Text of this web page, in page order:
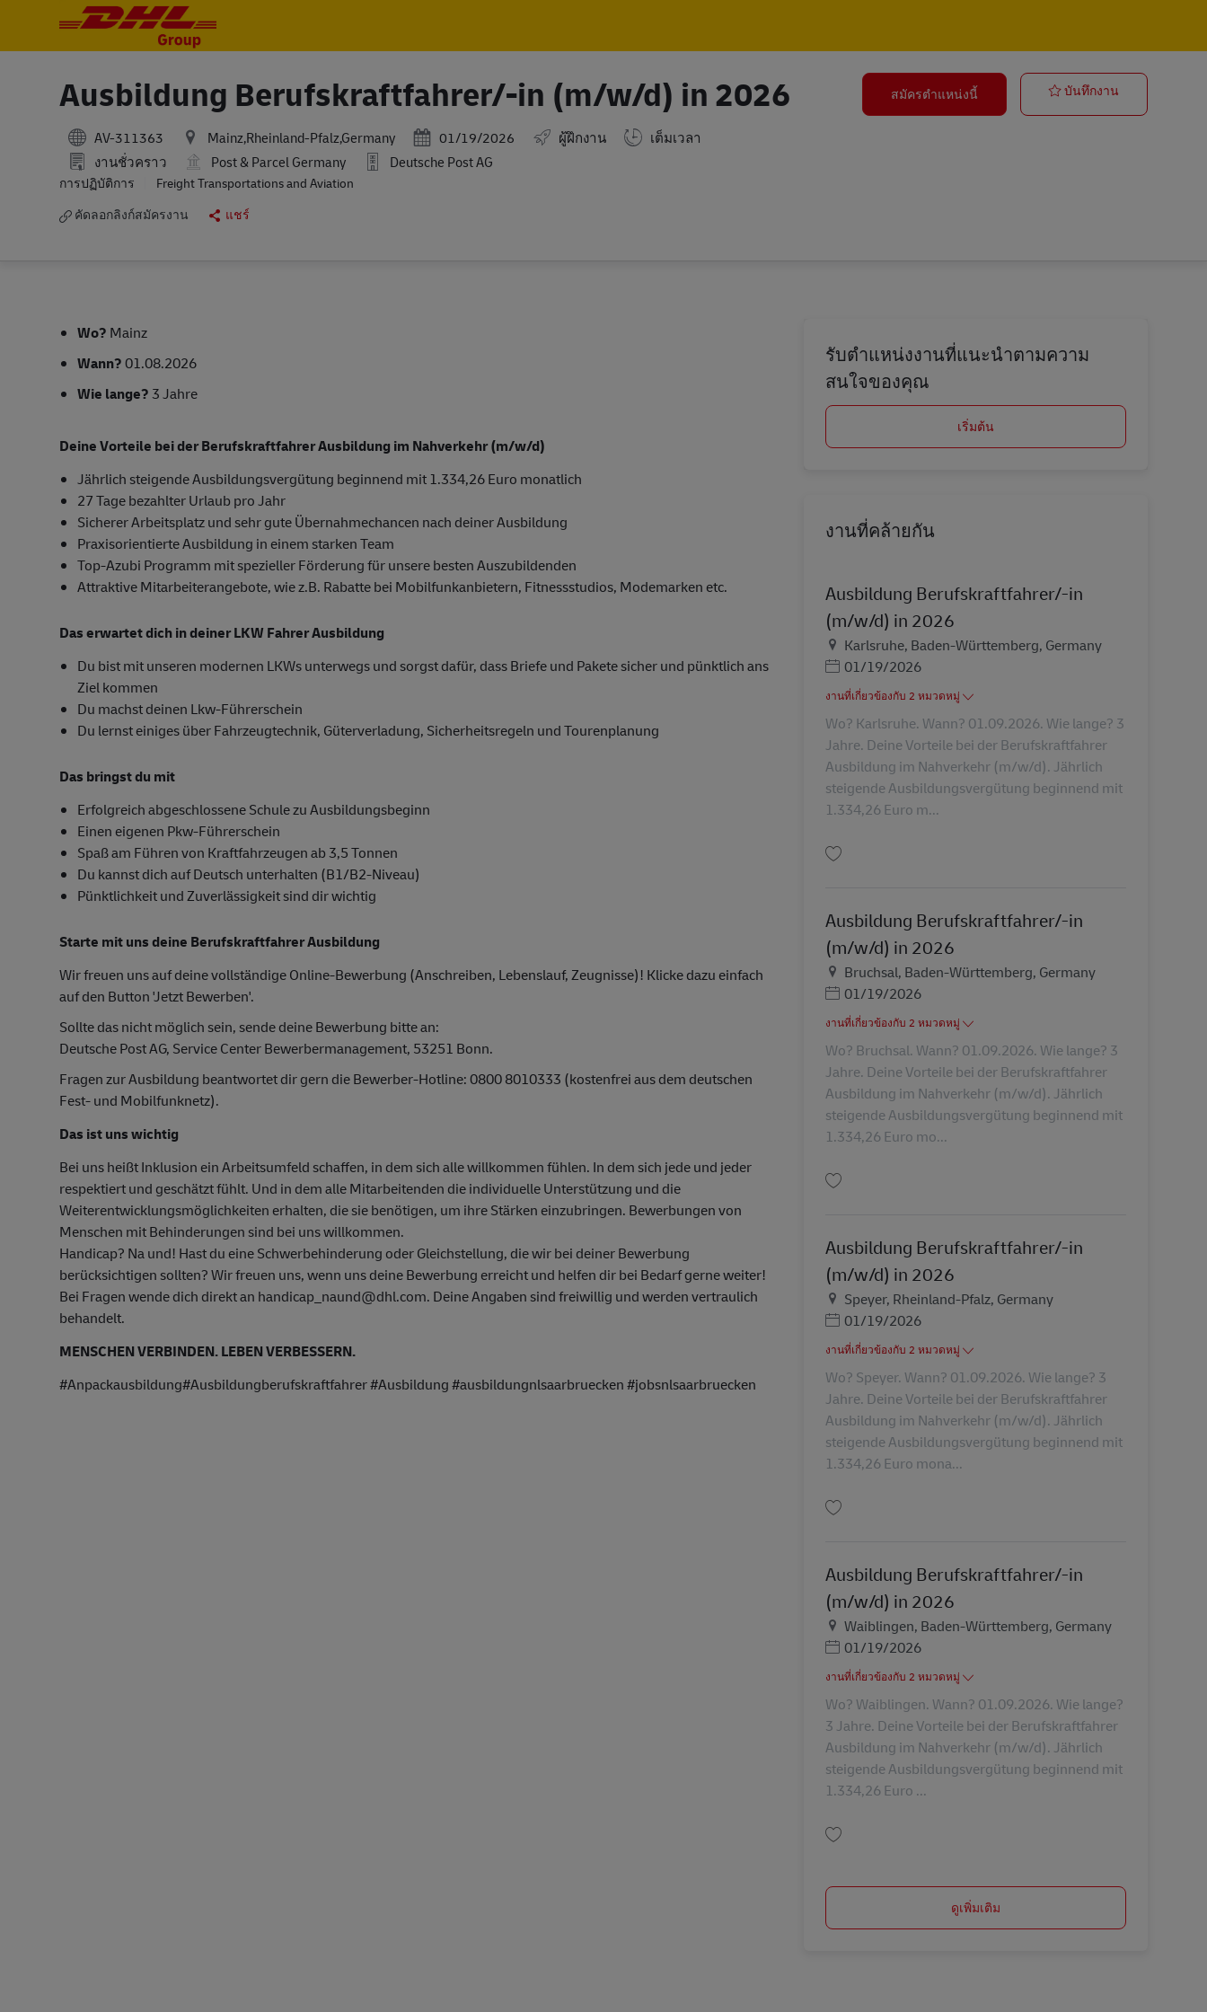
Ausbildung Berufskraftfahrer/-in (m/w/d) in 2026
AV-311363 Mainz,Rheinland-Pfalz,Germany Posted Date
01/19/2026 ผู้ฝึกงาน
เต็มเวลา
งานชั่วคราว
Post & Parcel Germany Deutsche Post AG
การปฏิบัติการ
Freight Transportations and Aviation
คัดลอกลิงก์สมัครงาน
แชร์
สมัครตำแหน่งนี้ บันทึกงาน
Wo? Mainz
Wann?01.08.2026
Wie lange? 3 Jahre
Deine Vorteile bei der Berufskraftfahrer Ausbildung im Nahverkehr (m/w/d)
Jährlich steigende Ausbildungsvergütung beginnend mit 1.334,26 Euro monatlich
27 Tage bezahlter Urlaub pro Jahr
Sicherer Arbeitsplatz und sehr gute Übernahmechancen nach deiner Ausbildung
Praxisorientierte Ausbildung in einem starken Team
Top-Azubi Programm mit spezieller Förderung für unsere besten Auszubildenden
Attraktive Mitarbeiterangebote, wie z.B. Rabatte bei Mobilfunkanbietern, Fitnessstudios, Modemarken etc.
Das erwartet dich in deiner LKW Fahrer Ausbildung
Du bist mit unseren modernen LKWs unterwegs und sorgst dafür, dass Briefe und Pakete sicher und pünktlich ans
Ziel kommen
Du machst deinen Lkw-Führerschein
Du lernst einiges über Fahrzeugtechnik, Güterverladung, Sicherheitsregeln und Tourenplanung
Das bringst du mit
Erfolgreich abgeschlossene Schule zu Ausbildungsbeginn
Einen eigenen Pkw-Führerschein
Spaß am Führen von Kraftfahrzeugen ab 3,5 Tonnen
Du kannst dich auf Deutsch unterhalten (B1/B2-Niveau)
Pünktlichkeit und Zuverlässigkeit sind dir wichtig
Starte mit uns deine Berufskraftfahrer Ausbildung
Wir freuen uns auf deine vollständige Online-Bewerbung (Anschreiben, Lebenslauf, Zeugnisse)! Klicke dazu einfach
auf den Button 'Jetzt Bewerben'.
Sollte das nicht möglich sein, sende deine Bewerbung bitte an:
Deutsche Post AG, Service Center Bewerbermanagement, 53251 Bonn.
Fragen zur Ausbildung beantwortet dir gern die Bewerber-Hotline: 0800 8010333 (kostenfrei aus dem deutschen
Fest- und Mobilfunknetz).
Das ist uns wichtig
Bei uns heißt Inklusion ein Arbeitsumfeld schaffen, in dem sich alle willkommen fühlen. In dem sich jede und jeder
respektiert und geschätzt fühlt. Und in dem alle Mitarbeitenden die individuelle Unterstützung und die
Weiterentwicklungsmöglichkeiten erhalten, die sie benötigen, um ihre Stärken einzubringen. Bewerbungen von
Menschen mit Behinderungen sind bei uns willkommen.
Handicap? Na und! Hast du eine Schwerbehinderung oder Gleichstellung, die wir bei deiner Bewerbung
berücksichtigen sollten? Wir freuen uns, wenn uns deine Bewerbung erreicht und helfen dir bei Bedarf gerne weiter!
Bei Fragen wende dich direkt an handicap_naund@dhl.com. Deine Angaben sind freiwillig und werden vertraulich
behandelt.
MENSCHEN VERBINDEN. LEBEN VERBESSERN.
#Anpackausbildung#Ausbildungberufskraftfahrer #Ausbildung #ausbildungnlsaarbruecken #jobsnlsaarbruecken
รับตำแหน่งงานที่แนะนำตามความ
สนใจของคุณ
เริ่มต้น
งานที่คล้ายกัน
Ausbildung Berufskraftfahrer/-in
(m/w/d) in 2026
สถานที่
Karlsruhe, Baden-Württemberg, Germany
Posted Date
01/19/2026
งานที่เกี่ยวข้องกับ 2 หมวดหมู่
Wo? Karlsruhe. Wann? 01.09.2026. Wie lange? 3
Jahre. Deine Vorteile bei der Berufskraftfahrer
Ausbildung im Nahverkehr (m/w/d). Jährlich
steigende Ausbildungsvergütung beginnend mit
1.334,26 Euro m...
Ausbildung Berufskraftfahrer/-in
(m/w/d) in 2026
สถานที่
Bruchsal, Baden-Württemberg, Germany
Posted Date
01/19/2026
งานที่เกี่ยวข้องกับ 2 หมวดหมู่
Wo? Bruchsal. Wann? 01.09.2026. Wie lange? 3
Jahre. Deine Vorteile bei der Berufskraftfahrer
Ausbildung im Nahverkehr (m/w/d). Jährlich
steigende Ausbildungsvergütung beginnend mit
1.334,26 Euro mo...
Ausbildung Berufskraftfahrer/-in
(m/w/d) in 2026
สถานที่
Speyer, Rheinland-Pfalz, Germany
Posted Date
01/19/2026
งานที่เกี่ยวข้องกับ 2 หมวดหมู่
Wo? Speyer. Wann? 01.09.2026. Wie lange? 3
Jahre. Deine Vorteile bei der Berufskraftfahrer
Ausbildung im Nahverkehr (m/w/d). Jährlich
steigende Ausbildungsvergütung beginnend mit
1.334,26 Euro mona...
Ausbildung Berufskraftfahrer/-in
(m/w/d) in 2026
สถานที่
Waiblingen, Baden-Württemberg, Germany
Posted Date
01/19/2026
งานที่เกี่ยวข้องกับ 2 หมวดหมู่
Wo? Waiblingen. Wann? 01.09.2026. Wie lange?
3 Jahre. Deine Vorteile bei der Berufskraftfahrer
Ausbildung im Nahverkehr (m/w/d). Jährlich
steigende Ausbildungsvergütung beginnend mit
1.334,26 Euro ...
ดูเพิ่มเติม